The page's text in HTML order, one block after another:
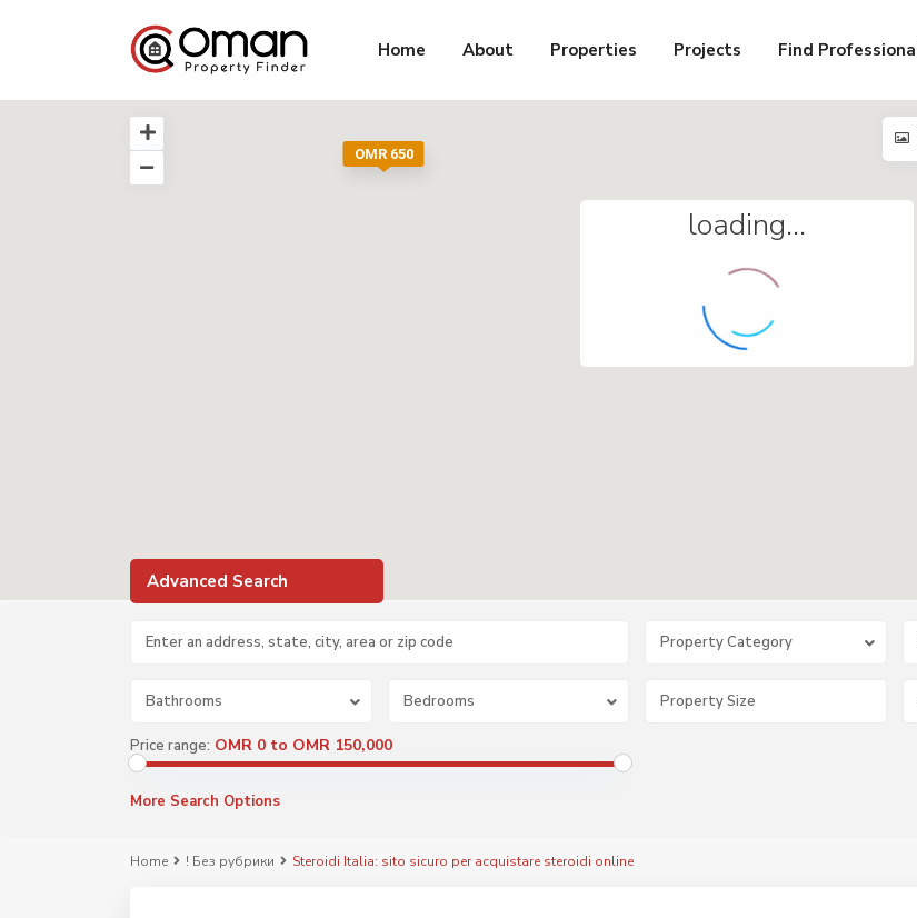
Home About Properties Projects Find
OMR 650
loading...
Advanced Search
Property Category
Bathrooms Bedrooms
Price range: OMR 0 to OMR 150,000
More Search Options
Home ! Без рубрики Steroidi Italia: sito sicuro per acquistare steroidi online